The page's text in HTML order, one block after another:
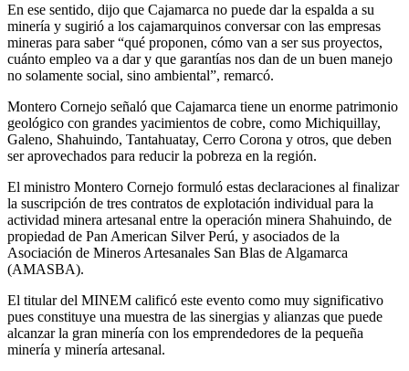
En ese sentido, dijo que Cajamarca no puede dar la espalda a su
minería y sugirió a los cajamarquinos conversar con las empresas
mineras para saber “qué proponen, cómo van a ser sus proyectos,
cuánto empleo va a dar y que garantías nos dan de un buen manejo
no solamente social, sino ambiental”, remarcó.
Montero Cornejo señaló que Cajamarca tiene un enorme patrimonio
geológico con grandes yacimientos de cobre, como Michiquillay,
Galeno, Shahuindo, Tantahuatay, Cerro Corona y otros, que deben
ser aprovechados para reducir la pobreza en la región.
El ministro Montero Cornejo formuló estas declaraciones al finalizar
la suscripción de tres contratos de explotación individual para la
actividad minera artesanal entre la operación minera Shahuindo, de
propiedad de Pan American Silver Perú, y asociados de la
Asociación de Mineros Artesanales San Blas de Algamarca
(AMASBA).
El titular del MINEM calificó este evento como muy significativo
pues constituye una muestra de las sinergias y alianzas que puede
alcanzar la gran minería con los emprendedores de la pequeña
minería y minería artesanal.